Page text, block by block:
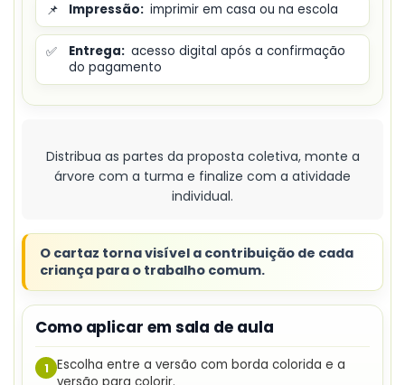
📌 Impressão: imprimir em casa ou na escola
✅ Entrega: acesso digital após a confirmação
do pagamento
Distribua as partes da proposta coletiva, monte a
árvore com a turma e finalize com a atividade
individual.
O cartaz torna visível a contribuição de cada
criança para o trabalho comum.
Como aplicar em sala de aula
1 Escolha entre a versão com borda colorida e a